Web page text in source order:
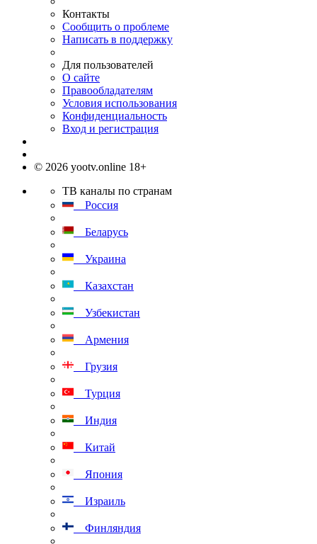
Контакты
Сообщить о проблеме
Написать в поддержку
Для пользователей
О сайте
Правообладателям
Условия использования
Конфиденциальность
Вход и регистрация
© 2026 yootv.online 18+
ТВ каналы по странам
Россия
Беларусь
Украина
Казахстан
Узбекистан
Армения
Грузия
Турция
Индия
Китай
Япония
Израиль
Финляндия